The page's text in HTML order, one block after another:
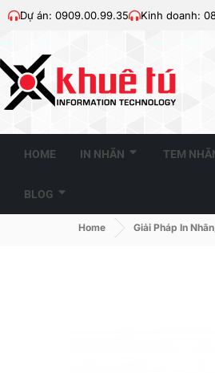
Dự án: 0909.00.99.35 Kinh doanh:
HOME IN NHÃN TEM
BLOG
Home Giải Pháp In